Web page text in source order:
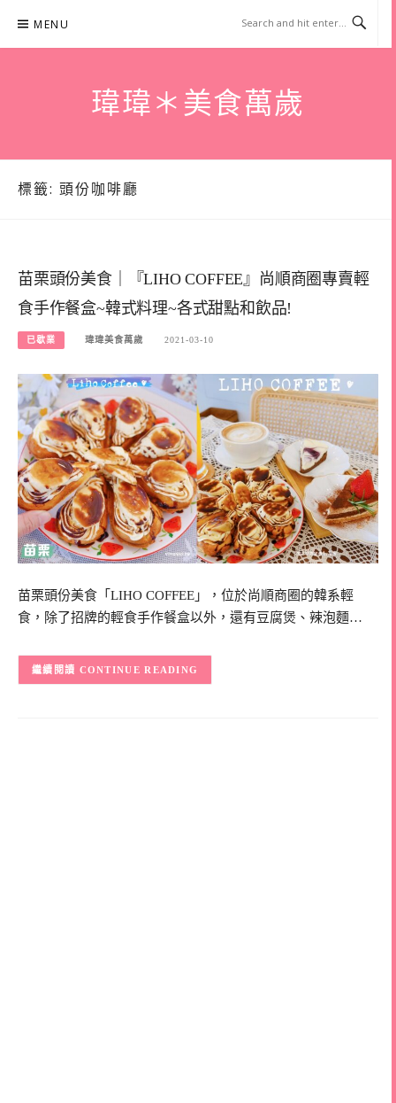
content
MENU
瑋瑋＊美食萬歲
標籤: 頭份咖啡廳
苗栗頭份美食｜『LIHO COFFEE』尚順商圈專賣輕
食手作餐盒~韓式料理~各式甜點和飲品!
已歇業 瑋瑋美食萬歲 2021-03-10
苗栗頭份美食「LIHO COFFEE」，位於尚順商圈的韓系輕
食，除了招牌的輕食手作餐盒以外，還有豆腐煲、辣泡麵…
CONTINUE READING